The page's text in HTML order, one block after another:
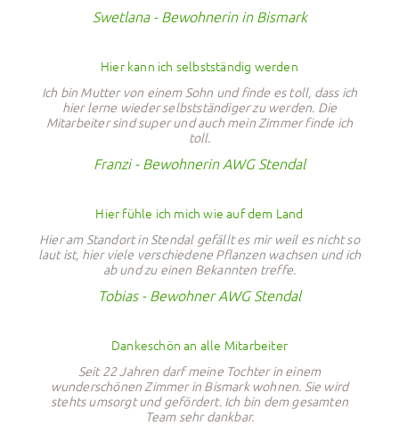
Swetlana - Bewohnerin in Bismark
Hier kann ich selbstständig werden
Ich bin Mutter von einem Sohn und finde es toll, dass ich
hier lerne wieder selbstständiger zu werden. Die
Mitarbeiter sind super und auch mein Zimmer finde ich
toll.
Franzi - Bewohnerin AWG Stendal
Hier fühle ich mich wie auf dem Land
Hier am Standort in Stendal gefällt es mir weil es nicht so
laut ist, hier viele verschiedene Pflanzen wachsen und ich
ab und zu einen Bekannten treffe.
Tobias - Bewohner AWG Stendal
Dankeschön an alle Mitarbeiter
Seit 22 Jahren darf meine Tochter in einem
wunderschönen Zimmer in Bismark wohnen. Sie wird
stehts umsorgt und gefördert. Ich bin dem gesamten
Team sehr dankbar.